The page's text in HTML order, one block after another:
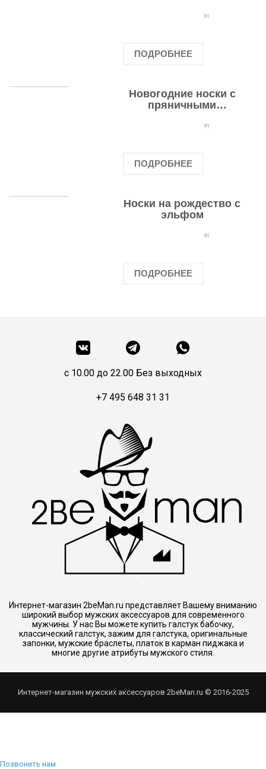
оленями(0)
ПОДРОБНЕЕ
Новогодние носки с
пряничными
(0)
ПОДРОБНЕЕ
Носки на рождество с
эльфом
(0)
ПОДРОБНЕЕ
c 10.00 до 22.00 Без выходных
+7 495 648 31 31
Интернет-магазин 2beMan.ru представляет Вашему вниманию
широкий выбор мужских аксессуаров для современного
мужчины. У нас Вы можете купить галстук бабочку,
классический галстук, зажим для галстука, оригинальные
запонки, мужские браслеты, платок в карман пиджака и
многие другие атрибуты мужского стиля.
Интернет-магазин мужских аксессуаров 2beMan.ru © 2016-2025
Позвонить нам